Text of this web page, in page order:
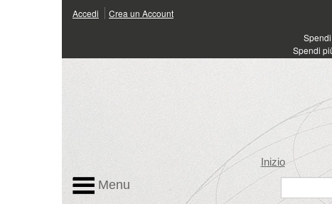
Accedi Crea un Account
Spendi
Inizio
Menu